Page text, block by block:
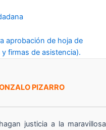
aprobación de hoja de
firmas de asistencia).
PIZARRO
justicia a la maravillosa